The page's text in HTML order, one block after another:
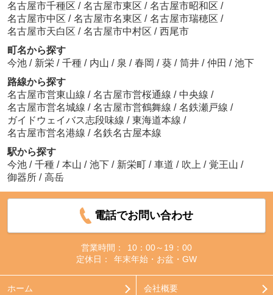
名古屋市千種区 / 名古屋市東区 / 名古屋市昭和区 /
名古屋市中区 / 名古屋市名東区 / 名古屋市瑞穂区 /
名古屋市天白区 / 名古屋市中村区 / 西尾市
町名から探す
今池 / 新栄 / 千種 / 内山 / 泉 / 春岡 / 葵 / 筒井 / 仲田 / 池下
路線から探す
名古屋市営東山線 / 名古屋市営桜通線 / 中央線 /
名古屋市営名城線 / 名古屋市営鶴舞線 / 名鉄瀬戸線 /
ガイドウェイバス志段味線 / 東海道本線 /
名古屋市営名港線 / 名鉄名古屋本線
駅から探す
今池 / 千種 / 本山 / 池下 / 新栄町 / 車道 / 吹上 / 覚王山 /
御器所 / 高岳
電話でお問い合わせ
営業時間：
10：00～19：00
定休日：
年末年始・お盆・GW
ホーム 会社概要